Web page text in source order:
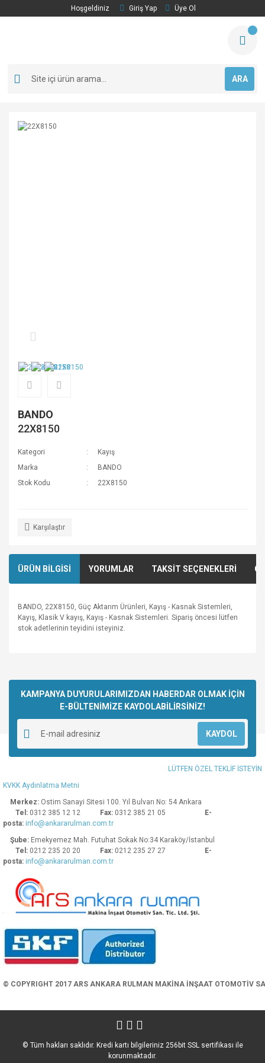
Hoşgeldiniz Giriş Yap Üye Ol
ARA
BANDO
22X8150
Kategori
Kayış
Marka
BANDO
Stok Kodu
22X8150
Karşılaştır
ÜRÜN BİLGİSİ YORUMLAR TAKSİT SEÇENEKLERİ
BANDO, 22X8150, Güç Aktarım Ürünleri, Kayış - Kasnak Sistemleri,
Kayış, Klasik V kayış, Kayış - Kasnak Sistemleri. Sipariş öncesi lütfen
stok adetlerinin teyidini isteyiniz.
Yorum Yaz
kullanarak tarafımıza iletebilirsiniz.
Görüş ve önerileriniz için teşekkür ederiz.
Ürün resmi kalitesiz, bozuk veya görüntülenemiyor.
Ürün açıklamasında eksik bilgiler bulunuyor.
Ürün bilgilerinde hatalar bulunuyor.
Ürün fiyatı diğer sitelerden daha pahalı.
Bu ürüne benzer farklı alternatifler olmalı.
KAMPANYA DUYURULARIMIZDAN HABERDAR OLMAK İÇİN
E-BÜLTENİMİZE KAYDOLABİLİRSİNİZ!
KAYDOL
LÜTFEN ÖZEL TEKLİF İSTEYİN
KVKK Aydınlatma Metni
Merkez: Ostim Sanayi Sitesi 100. Yıl Bulvarı No: 54 Ankara
Tel: 0312 385 12 12 Fax: 0312 385 21 05
E-
posta: info@ankararulman.com.tr
Şube: Emekyemez Mah. Futuhat Sokak No:34 Karaköy/İstanbul
Tel: 0212 235 20 20 Fax: 0212 235 27 27
E-
posta: info@ankararulman.com.tr
© COPYRIGHT 2017 ARS ANKARA RULMAN MAKİNA İNŞAAT OTOMOTİV
© Tüm hakları saklıdır. Kredi kartı bilgileriniz 256bit SSL sertifikası ile
korunmaktadır.